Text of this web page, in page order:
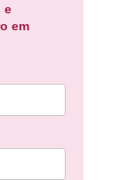
e
em